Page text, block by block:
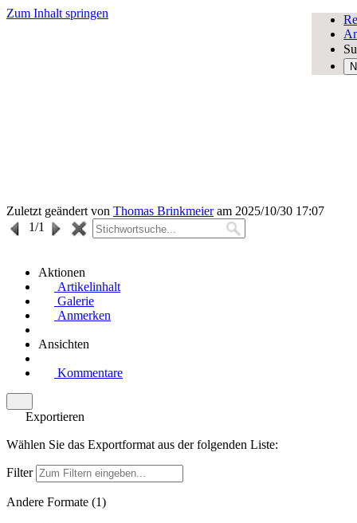
Zum Inhalt springen
Zuletzt geändert von Thomas Brinkmeieram 2025/10/30 17:07
1/1
Aktionen
Artikelinhalt
Galerie
Anmerken
Ansichten
Kommentare
Exportieren
Wählen Sie das Exportformat aus der folgenden Liste:
Filter
Andere Formate (1)